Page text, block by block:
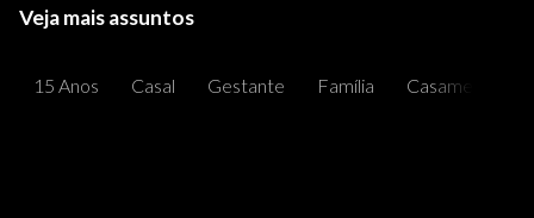
Veja mais assuntos
15 Anos Casal Gestante Família Casamentos